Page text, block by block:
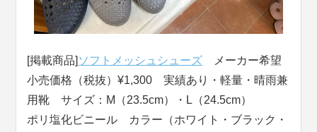
[掲載商品] ソフトメッシュシューズ メーカー希望
小売価格（税抜）¥1,300 実績あり・軽量・晴雨兼
用靴 サイズ：M（23.5cm）・L（24.5cm）
ポリ塩化ビニール カラー（ホワイト・ブラック・